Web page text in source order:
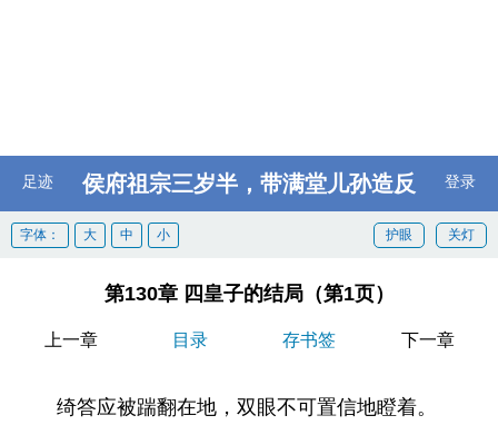
足迹 侯府祖宗三岁半，带满堂儿孙造反 登录
关灯
护眼
字体： 大 中 小
第130章 四皇子的结局（第1页）
上一章 目录 存书签 下一章
绮答应被踹翻在地，双眼不可置信地瞪着。